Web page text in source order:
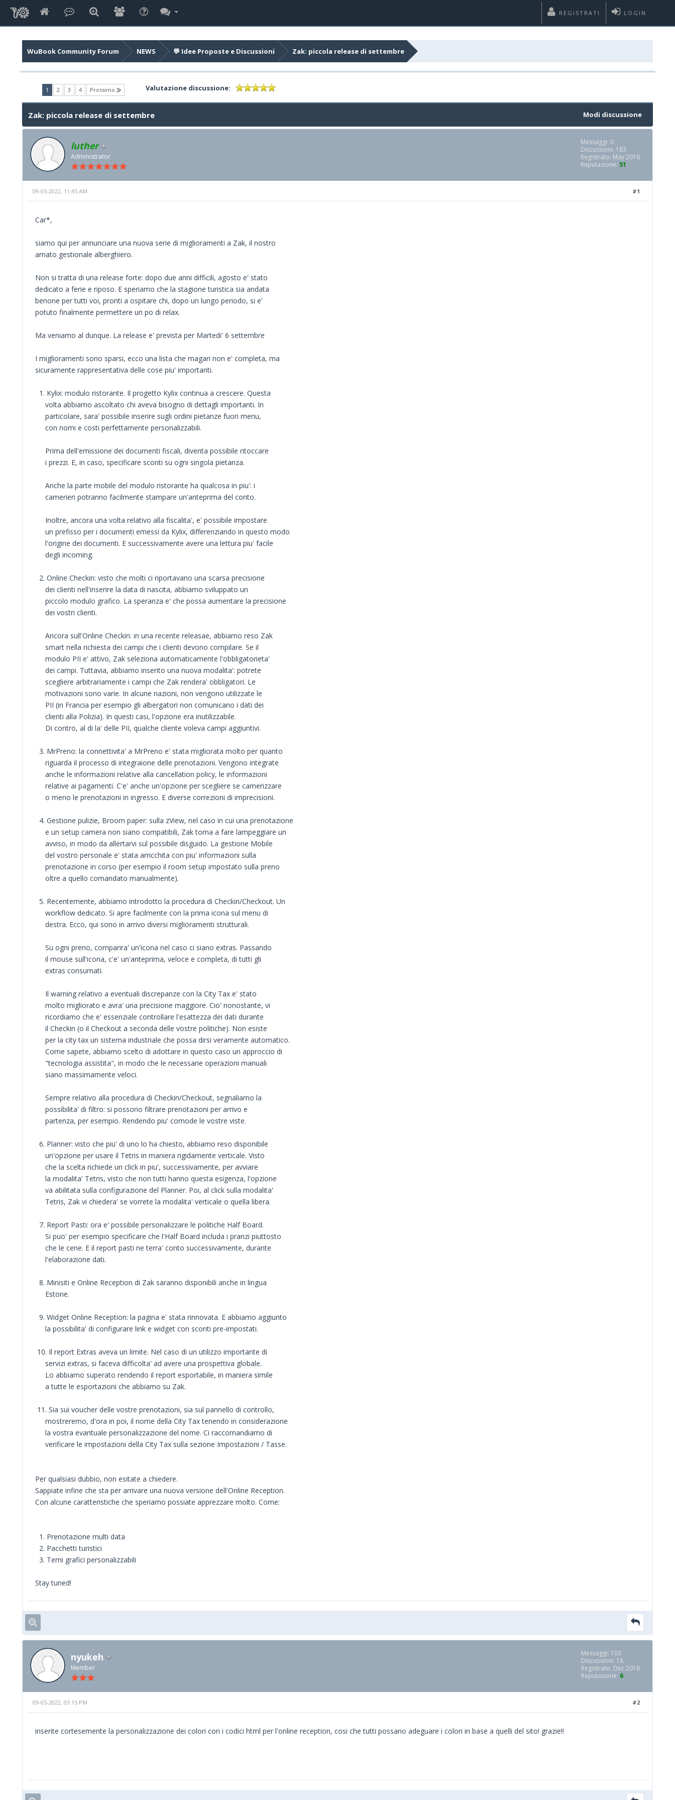
LOGIN
REGISTRATI
WuBook Community Forum NEWS 💬 Idee Proposte e Discussioni Zak: piccola release di settembre
1 (current)
2 3 4 Prossimo Valutazione discussione:
Modi discussione
Zak: piccola release di settembre
luther
Administrator
Messaggi: 0
Discussioni: 183
Registrato: May 2016
Reputazione: 51
#1
09-05-2022, 11:45 AM
Car*,
siamo qui per annunciare una nuova serie di miglioramenti a Zak, il nostro
amato gestionale alberghiero.
Non si tratta di una release forte: dopo due anni difficili, agosto e' stato
dedicato a ferie e riposo. E speriamo che la stagione turistica sia andata
benone per tutti voi, pronti a ospitare chi, dopo un lungo periodo, si e'
potuto finalmente permettere un po di relax.
Ma veniamo al dunque. La release e' prevista per Martedi' 6 settembre
I miglioramenti sono sparsi, ecco una lista che magari non e' completa, ma
sicuramente rappresentativa delle cose piu' importanti.
1. Kylix: modulo ristorante. Il progetto Kylix continua a crescere. Questa
volta abbiamo ascoltato chi aveva bisogno di dettagli importanti. In
particolare, sara' possibile inserire sugli ordini pietanze fuori menu,
con nomi e costi perfettamente personalizzabili.
Prima dell'emissione dei documenti fiscali, diventa possibile ritoccare
i prezzi. E, in caso, specificare sconti su ogni singola pietanza.
Anche la parte mobile del modulo ristorante ha qualcosa in piu': i
camerieri potranno facilmente stampare un'anteprima del conto.
Inoltre, ancora una volta relativo alla fiscalita', e' possibile impostare
un prefisso per i documenti emessi da Kylix, differenziando in questo modo
l'origine dei documenti. E successivamente avere una lettura piu' facile
degli incoming.
2. Online Checkin: visto che molti ci riportavano una scarsa precisione
dei clienti nell'inserire la data di nascita, abbiamo sviluppato un
piccolo modulo grafico. La speranza e' che possa aumentare la precisione
dei vostri clienti.
Ancora sull'Online Checkin: in una recente releasae, abbiamo reso Zak
smart nella richiesta dei campi che i clienti devono compilare. Se il
modulo PII e' attivo, Zak seleziona automaticamente l'obbligatorieta'
dei campi. Tuttavia, abbiamo inserito una nuova modalita': potrete
scegliere arbitrariamente i campi che Zak rendera' obbligatori. Le
motivazioni sono varie. In alcune nazioni, non vengono utilizzate le
PII (in Francia per esempio gli albergatori non comunicano i dati dei
clienti alla Polizia). In questi casi, l'opzione era inutilizzabile.
Di contro, al di la' delle PII, qualche cliente voleva campi aggiuntivi.
3. MrPreno: la connettivita' a MrPreno e' stata migliorata molto per quanto
riguarda il processo di integraione delle prenotazioni. Vengono integrate
anche le informazioni relative alla cancellation policy, le informazioni
relative ai pagamenti. C'e' anche un'opzione per scegliere se camerizzare
o meno le prenotazioni in ingresso. E diverse correzioni di imprecisioni.
4. Gestione pulizie, Broom paper: sulla zView, nel caso in cui una prenotazione
e un setup camera non siano compatibili, Zak torna a fare lampeggiare un
avviso, in modo da allertarvi sul possibile disguido. La gestione Mobile
del vostro personale e' stata arricchita con piu' informazioni sulla
prenotazione in corso (per esempio il room setup impostato sulla preno
oltre a quello comandato manualmente).
5. Recentemente, abbiamo introdotto la procedura di Checkin/Checkout. Un
workflow dedicato. Si apre facilmente con la prima icona sul menu di
destra. Ecco, qui sono in arrivo diversi miglioramenti strutturali.
Su ogni preno, comparira' un'icona nel caso ci siano extras. Passando
il mouse sull'icona, c'e' un'anteprima, veloce e completa, di tutti gli
extras consumati.
Il warning relativo a eventuali discrepanze con la City Tax e' stato
molto migliorato e avra' una precisione maggiore. Cio' nonostante, vi
ricordiamo che e' essenziale controllare l'esattezza dei dati durante
il Checkin (o il Checkout a seconda delle vostre politiche). Non esiste
per la city tax un sistema industriale che possa dirsi veramente automatico.
Come sapete, abbiamo scelto di adottare in questo caso un approccio di
"tecnologia assistita", in modo che le necessarie operazioni manuali
siano massimamente veloci.
Sempre relativo alla procedura di Checkin/Checkout, segnaliamo la
possibilita' di filtro: si possono filtrare prenotazioni per arrivo e
partenza, per esempio. Rendendo piu' comode le vostre viste.
6. Planner: visto che piu' di uno lo ha chiesto, abbiamo reso disponibile
un'opzione per usare il Tetris in maniera rigidamente verticale. Visto
che la scelta richiede un click in piu', successivamente, per avviare
la modalita' Tetris, visto che non tutti hanno questa esigenza, l'opzione
va abilitata sulla configurazione del Planner. Poi, al click sulla modalita'
Tetris, Zak vi chiedera' se vorrete la modalita' verticale o quella libera.
7. Report Pasti: ora e' possibile personalizzare le politiche Half Board.
Si puo' per esempio specificare che l'Half Board includa i pranzi piuttosto
che le cene. E il report pasti ne terra' conto successivamente, durante
l'elaborazione dati.
8. Minisiti e Online Reception di Zak saranno disponibili anche in lingua
Estone.
9. Widget Online Reception: la pagina e' stata rinnovata. E abbiamo aggiunto
la possibilita' di configurare link e widget con sconti pre-impostati.
10. Il report Extras aveva un limite. Nel caso di un utilizzo importante di
servizi extras, si faceva difficolta' ad avere una prospettiva globale.
Lo abbiamo superato rendendo il report esportabile, in maniera simile
a tutte le esportazioni che abbiamo su Zak.
11. Sia sui voucher delle vostre prenotazioni, sia sul pannello di controllo,
mostreremo, d'ora in poi, il nome della City Tax tenendo in considerazione
la vostra evantuale personalizzazione del nome. Ci raccomandiamo di
verificare le impostazioni della City Tax sulla sezione Impostazioni / Tasse.
Per qualsiasi dubbio, non esitate a chiedere.
Sappiate infine che sta per arrivare una nuova versione dell'Online Reception.
Con alcune caratteristiche che speriamo possiate apprezzare molto. Come:
1. Prenotazione multi data
2. Pacchetti turistici
3. Temi grafici personalizzabili
Stay tuned!
nyukeh
Member
Messaggi: 103
Discussioni: 18
Registrato: Dec 2018
Reputazione: 6
#2
09-05-2022, 03:15 PM
inserite cortesemente la personalizzazione dei colori con i codici html per l'online reception, cosi che tutti possano adeguare i colori in base a quelli del sito! grazie!!